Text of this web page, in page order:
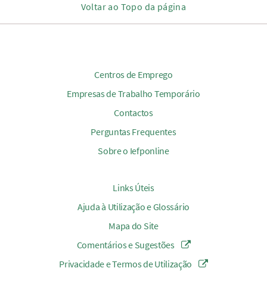
Voltar ao Topo da página
Centros de Emprego
Empresas de Trabalho Temporário
Contactos
Perguntas Frequentes
Sobre o Iefponline
Links Úteis
Ajuda à Utilização e Glossário
Mapa do Site
Comentários e Sugestões
Privacidade e Termos de Utilização